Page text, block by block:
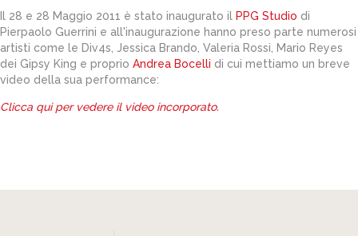
Il 28 e 28 Maggio 2011 è stato inaugurato il PPG Studio di
Pierpaolo Guerrini e all'inaugurazione hanno preso parte numerosi
artisti come le Div4s, Jessica Brando, Valeria Rossi, Mario Reyes
dei Gipsy King e proprio Andrea Bocelli di cui mettiamo un breve
video della sua performance:
Clicca qui per vedere il video incorporato.